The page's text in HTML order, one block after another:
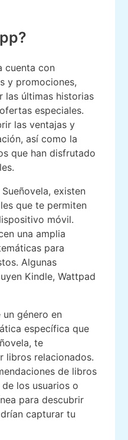
cuenta con
y promociones,
las últimas historias
especiales.
las ventajas y
así como la
que han disfrutado
existen
que te permiten
móvil.
una amplia
para
Algunas
Kindle, Wattpad
un género en
específica que
te
libros relacionados.
de libros
los usuarios o
para descubrir
capturar tu